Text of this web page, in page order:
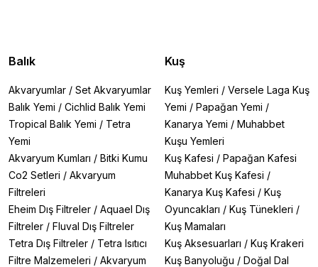
Balık
Akvaryumlar / Set Akvaryumlar
Balık Yemi / Cichlid Balık Yemi
Tropical Balık Yemi / Tetra
Yemi
Akvaryum Kumları / Bitki Kumu
Co2 Setleri / Akvaryum
Filtreleri
Eheim Dış Filtreler / Aquael Dış
Filtreler / Fluval Dış Filtreler
Tetra Dış Filtreler / Tetra Isıtıcı
Filtre Malzemeleri / Akvaryum
Kuş
Kuş Yemleri / Versele Laga Kuş
Yemi / Papağan Yemi /
Kanarya Yemi / Muhabbet
Kuşu Yemleri
Kuş Kafesi / Papağan Kafesi
Muhabbet Kuş Kafesi /
Kanarya Kuş Kafesi / Kuş
Oyuncakları / Kuş Tünekleri /
Kuş Mamaları
Kuş Aksesuarları / Kuş Krakeri
Kuş Banyoluğu / Doğal Dal